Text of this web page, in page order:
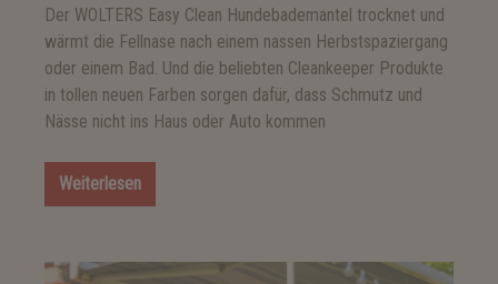
Der WOLTERS Easy Clean Hundebademantel trocknet und
wärmt die Fellnase nach einem nassen Herbstspaziergang
oder einem Bad. Und die beliebten Cleankeeper Produkte
in tollen neuen Farben sorgen dafür, dass Schmutz und
Nässe nicht ins Haus oder Auto kommen
Weiterlesen